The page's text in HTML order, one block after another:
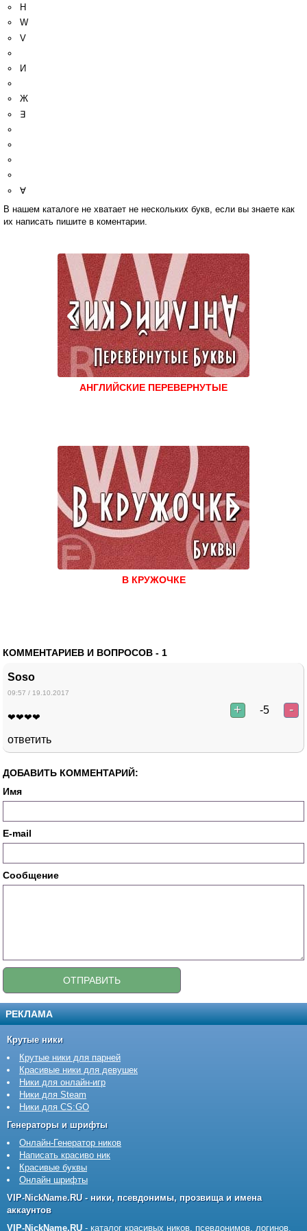
РЕКЛАМА
Н
W
V
И
Ж
∃
∀
В нашем каталоге не хватает не нескольких букв, если вы знаете как
их написать пишите в коментарии.
АНГЛИЙСКИЕ ПЕРЕВЕРНУТЫЕ
В КРУЖОЧКЕ
КОММЕНТАРИЕВ И ВОПРОСОВ -1
Soso
09:57 / 19.10.2017
+ -5 -
❤❤❤❤
ответить
ДОБАВИТЬ КОММЕНТАРИЙ:
Имя
E-mail
Сообщение
Крутые ники
Крутые ники для парней
Красивые ники для девушек
Ники для онлайн-игр
Ники для Steam
Ники для CS:GO
Генераторы и шрифты
Онлайн-Генератор ников
Написать красиво ник
Красивые буквы
Онлайн шрифты
VIP-NickName.RU - ники, псевдонимы, прозвища и имена
аккаунтов
VIP-NickName.RU - каталог красивых ников, псевдонимов, логинов,